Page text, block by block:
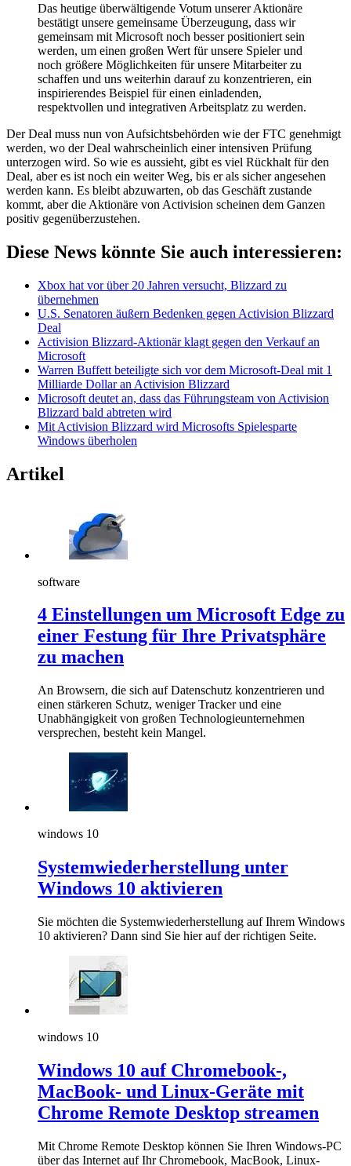
Das heutige überwältigende Votum unserer Aktionäre
bestätigt unsere gemeinsame Überzeugung, dass wir
gemeinsam mit Microsoft noch besser positioniert sein
werden, um einen großen Wert für unsere Spieler und
noch größere Möglichkeiten für unsere Mitarbeiter zu
schaffen und uns weiterhin darauf zu konzentrieren, ein
inspirierendes Beispiel für einen einladenden,
respektvollen und integrativen Arbeitsplatz zu werden.
Der Deal muss nun von Aufsichtsbehörden wie der FTC genehmigt
werden, wo der Deal wahrscheinlich einer intensiven Prüfung
unterzogen wird. So wie es aussieht, gibt es viel Rückhalt für den
Deal, aber es ist noch ein weiter Weg, bis er als sicher angesehen
werden kann. Es bleibt abzuwarten, ob das Geschäft zustande
kommt, aber die Aktionäre von Activision scheinen dem Ganzen
positiv gegenüberzustehen.
Diese News könnte Sie auch interessieren:
Xbox hat vor über 20 Jahren versucht, Blizzard zu
übernehmen
U.S. Senatoren äußern Bedenken gegen Activision Blizzard
Deal
Activision Blizzard-Aktionär klagt gegen den Verkauf an
Microsoft
Warren Buffett beteiligte sich vor dem Microsoft-Deal mit 1
Milliarde Dollar an Activision Blizzard
Microsoft deutet an, dass das Führungsteam von Activision
Blizzard bald abtreten wird
Mit Activision Blizzard wird Microsofts Spielesparte
Windows überholen
Artikel
software
4 Einstellungen um Microsoft Edge zu
einer Festung für Ihre Privatsphäre
zu machen
An Browsern, die sich auf Datenschutz konzentrieren und
einen stärkeren Schutz, weniger Tracker und eine
Unabhängigkeit von großen Technologieunternehmen
versprechen, besteht kein Mangel.
windows 10
Systemwiederherstellung unter
Windows 10 aktivieren
Sie möchten die Systemwiederherstellung auf Ihrem Windows
10 aktivieren? Dann sind Sie hier auf der richtigen Seite.
windows 10
Windows 10 auf Chromebook-,
MacBook- und Linux-Geräte mit
Chrome Remote Desktop streamen
Mit Chrome Remote Desktop können Sie Ihren Windows-PC
über das Internet auf Ihr Chromebook, MacBook, Linux-